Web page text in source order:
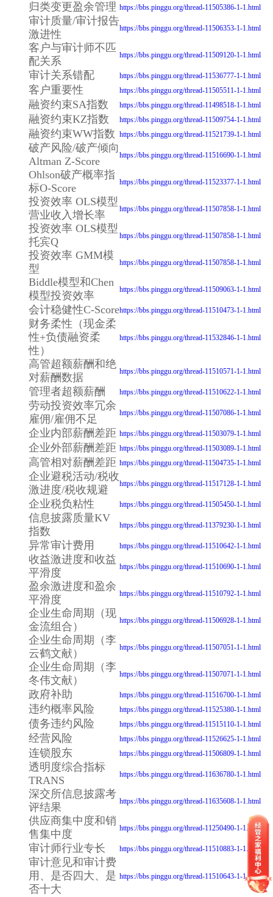
归类变更盈余管理 https://bbs.pinggu.org/thread-11505386-1-1.html
审计质量/审计报告
激进性
https://bbs.pinggu.org/thread-11506353-1-1.html
客户与审计师不匹
配关系
https://bbs.pinggu.org/thread-11509120-1-1.html
审计关系错配 https://bbs.pinggu.org/thread-11536777-1-1.html
客户重要性 https://bbs.pinggu.org/thread-11505511-1-1.html
融资约束SA指数 https://bbs.pinggu.org/thread-11498518-1-1.html
融资约束KZ指数 https://bbs.pinggu.org/thread-11509754-1-1.html
融资约束WW指数 https://bbs.pinggu.org/thread-11521739-1-1.html
破产风险/破产倾向
Altman Z-Score
https://bbs.pinggu.org/thread-11516690-1-1.html
Ohlson破产概率指
标O-Score
https://bbs.pinggu.org/thread-11523377-1-1.html
投资效率 OLS模型
营业收入增长率
https://bbs.pinggu.org/thread-11507858-1-1.html
投资效率 OLS模型
托宾Q
https://bbs.pinggu.org/thread-11507858-1-1.html
投资效率 GMM模
型
https://bbs.pinggu.org/thread-11507858-1-1.html
Biddle模型和Chen
模型投资效率
https://bbs.pinggu.org/thread-11509063-1-1.html
会计稳健性C-Scorehttps://bbs.pinggu.org/thread-11510473-1-1.html
财务柔性（现金柔
性+负债融资柔
性）
https://bbs.pinggu.org/thread-11532846-1-1.html
高管超额薪酬和绝
对薪酬数据
https://bbs.pinggu.org/thread-11510571-1-1.html
管理者超额薪酬 https://bbs.pinggu.org/thread-11510622-1-1.html
劳动投资效率冗余
雇佣/雇佣不足
https://bbs.pinggu.org/thread-11507086-1-1.html
企业内部薪酬差距 https://bbs.pinggu.org/thread-11503079-1-1.html
企业外部薪酬差距 https://bbs.pinggu.org/thread-11503089-1-1.html
高管相对薪酬差距 https://bbs.pinggu.org/thread-11504735-1-1.html
企业避税活动/税收
激进度/税收规避
https://bbs.pinggu.org/thread-11517128-1-1.html
企业税负粘性 https://bbs.pinggu.org/thread-11505450-1-1.html
信息披露质量KV
指数
https://bbs.pinggu.org/thread-11379230-1-1.html
异常审计费用 https://bbs.pinggu.org/thread-11510642-1-1.html
收益激进度和收益
平滑度
https://bbs.pinggu.org/thread-11510690-1-1.html
盈余激进度和盈余
平滑度
https://bbs.pinggu.org/thread-11510792-1-1.html
企业生命周期（现
金流组合）
https://bbs.pinggu.org/thread-11506928-1-1.html
企业生命周期（李
云鹤文献）
https://bbs.pinggu.org/thread-11507051-1-1.html
企业生命周期（李
冬伟文献）
https://bbs.pinggu.org/thread-11507071-1-1.html
政府补助 https://bbs.pinggu.org/thread-11516700-1-1.html
违约概率风险 https://bbs.pinggu.org/thread-11525380-1-1.html
债务违约风险 https://bbs.pinggu.org/thread-11515110-1-1.html
经营风险 https://bbs.pinggu.org/thread-11526625-1-1.html
连锁股东 https://bbs.pinggu.org/thread-11506809-1-1.html
透明度综合指标
TRANS
https://bbs.pinggu.org/thread-11636780-1-1.html
深交所信息披露考
评结果
https://bbs.pinggu.org/thread-11635608-1-1.html
供应商集中度和销
售集中度
https://bbs.pinggu.org/thread-11250490-1-1.html
审计师行业专长 https://bbs.pinggu.org/thread-11510883-1-1.html
审计意见和审计费
用、是否四大、是
否十大
https://bbs.pinggu.org/thread-11510643-1-1.html